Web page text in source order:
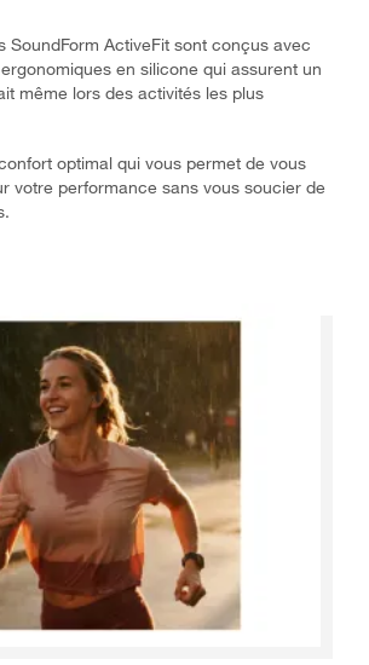
SoundForm ActiveFit sont conçus avec
en silicone qui assurent un
même lors des activités les plus
optimal qui vous permet de vous
votre performance sans vous soucier de